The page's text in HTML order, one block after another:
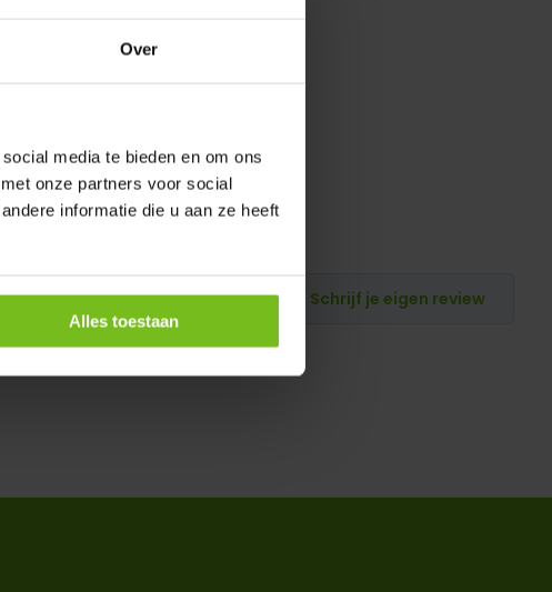
Over
media te bieden en om ons
onze partners voor social
informatie die u aan ze heeft
Alles toestaan
Schrijf je eigen review